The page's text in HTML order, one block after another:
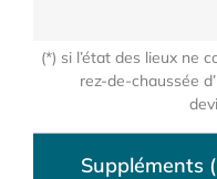
(*) si l’état des lieux ne
rez-de-chaussée
Suppléments